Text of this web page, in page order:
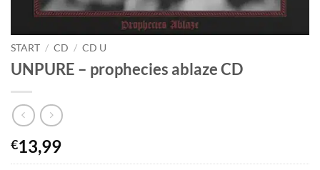
START / CD / CD U
UNPURE – prophecies ablaze CD
€13,99